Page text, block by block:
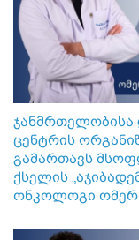
ჯანმრთელობისა
ცენტრის
გამართავს
ქსელის
ონკოლოგი ომერ